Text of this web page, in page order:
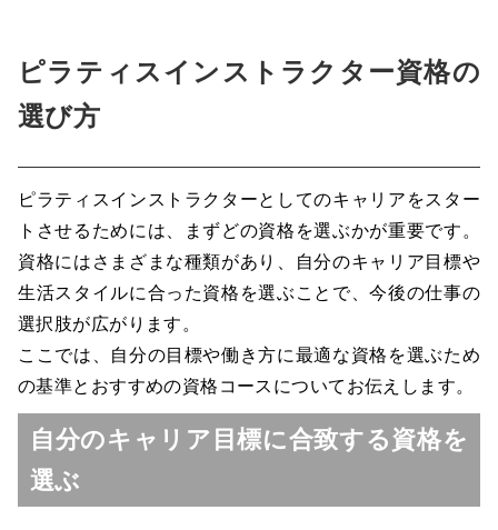
ピラティスインストラクター資格の
選び方
ピラティスインストラクターとしてのキャリアをスター
トさせるためには、まずどの資格を選ぶかが重要です。
資格にはさまざまな種類があり、自分のキャリア目標や
生活スタイルに合った資格を選ぶことで、今後の仕事の
選択肢が広がります。
ここでは、自分の目標や働き方に最適な資格を選ぶため
の基準とおすすめの資格コースについてお伝えします。
自分のキャリア目標に合致する資格を
選ぶ